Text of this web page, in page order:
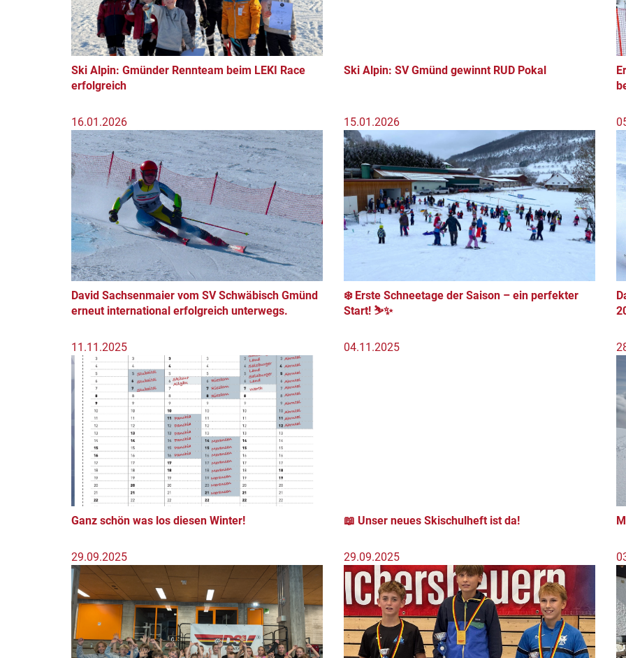
Ski Alpin: Gmünder Rennteam beim LEKI Race
erfolgreich
Ski Alpin: SV Gmünd gewinnt RUD Pokal
16.01.2026
David Sachsenmaier vom SV Schwäbisch Gmünd
erneut international erfolgreich unterwegs.
15.01.2026
❄️ Erste Schneetage der Saison – ein perfekter
Start! ⛷️✨
11.11.2025
Ganz schön was los diesen Winter!
04.11.2025
📖 Unser neues Skischulheft ist da!
29.09.2025 29.09.2025